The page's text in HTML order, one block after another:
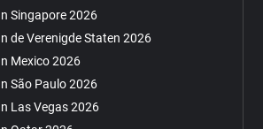
Singapore 2026
de Verenigde Staten 2026
Mexico 2026
São Paulo 2026
Las Vegas 2026